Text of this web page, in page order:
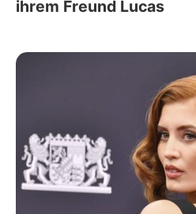
ihrem Freund Lucas